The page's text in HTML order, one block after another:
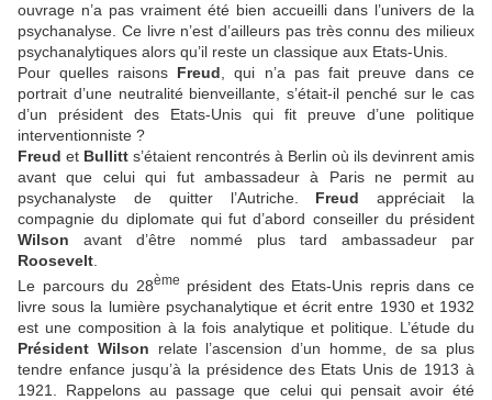
ouvrage n’a pas vraiment été bien accueilli dans l’univers de la
psychanalyse. Ce livre n’est d’ailleurs pas très connu des milieux
psychanalytiques alors qu’il reste un classique aux Etats-Unis.
Pour quelles raisons Freud , qui n’a pas fait preuve dans ce
portrait d’une neutralité bienveillante, s’était-il penché sur le cas
d’un président des Etats-Unis qui fit preuve d’une politique
interventionniste ?
Freud et Bullitt s’étaient rencontrés à Berlin où ils devinrent amis
avant que celui qui fut ambassadeur à Paris ne permit au
psychanalyste de quitter l’Autriche. Freudappréciait la
compagnie du diplomate qui fut d’abord conseiller du président
Wilson avant d’être nommé plus tard ambassadeur
par
Roosevelt
Le parcours du 28ème
président des Etats-Unis repris dans ce
livre sous la lumière psychanalytique et écrit entre 1930 et 1932
est une composition à la fois analytique et politique. L’étude du
Président Wilson relate l’ascension d’un homme, de sa plus
tendre enfance jusqu’à la présidence des Etats Unis de 1913 à
1921. Rappelons au passage que celui qui pensait avoir été